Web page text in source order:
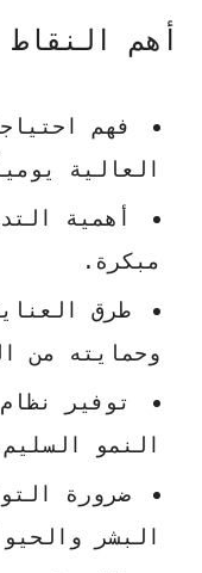
أهم النقاط
فهم
العالية
أهمية
مبكرة.
طرق
وحمايته من
توفير
النمو
ضرورة
البشر